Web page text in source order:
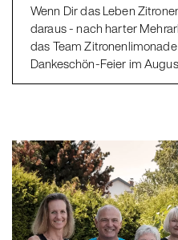
Wenn Dir das Leben
daraus - nach harter
das Team
Dankeschön-Feier im